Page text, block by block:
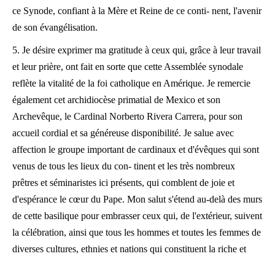
ce Synode, confiant à la Mère et Reine de ce conti- nent, l'avenir
de son évangélisation.
5. Je désire exprimer ma gratitude à ceux qui, grâce à leur travail
et leur prière, ont fait en sorte que cette Assemblée synodale
reflète la vitalité de la foi catholique en Amérique. Je remercie
également cet archidiocèse primatial de Mexico et son
Archevêque, le Cardinal Norberto Rivera Carrera, pour son
accueil cordial et sa généreuse disponibilité. Je salue avec
affection le groupe important de cardinaux et d'évêques qui sont
venus de tous les lieux du con- tinent et les très nombreux
prêtres et séminaristes ici présents, qui comblent de joie et
d'espérance le cœur du Pape. Mon salut s'étend au-delà des murs
de cette basilique pour embrasser ceux qui, de l'extérieur, suivent
la célébration, ainsi que tous les hommes et toutes les femmes de
diverses cultures, ethnies et nations qui constituent la riche et